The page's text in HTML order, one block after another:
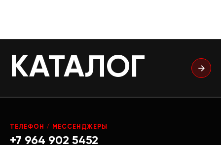
КАТАЛОГ
ТЕЛЕФОН / МЕССЕНДЖЕРЫ
+7 964 902 5452